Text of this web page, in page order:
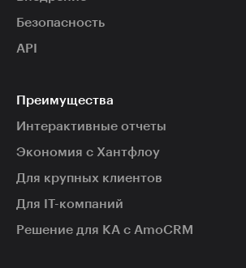
Безопасность
API
Преимущества
Интерактивные отчеты
Экономия с Хантфлоу
Для крупных клиентов
Для IT-компаний
Решение для КА с AmoCRM